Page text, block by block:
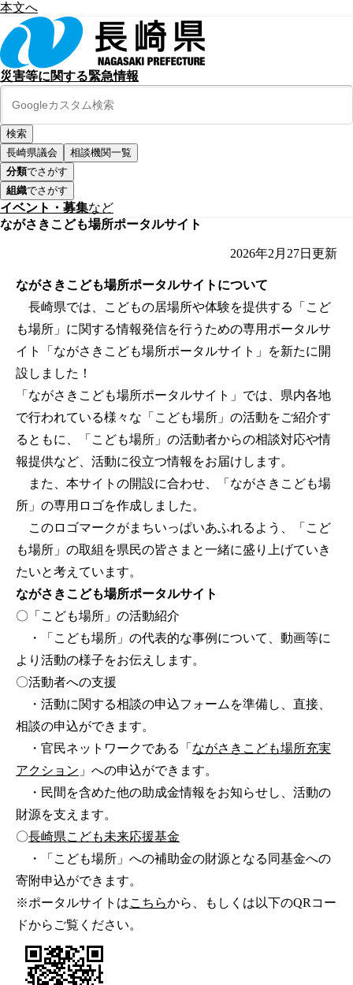
本文へ
災害等に関する緊急情報
長崎県議会
相談機関一覧
分類でさがす
組織でさがす
イベント・募集など
ながさきこども場所ポータルサイト
2026年2月27日 更新
ながさきこども場所ポータルサイトについて
長崎県では、こどもの居場所や体験を提供する「こど
も場所」に関する情報発信を行うための専用ポータルサ
イト「ながさきこども場所ポータルサイト」を新たに開
設しました！
「ながさきこども場所ポータルサイト」では、県内各地
で行われている様々な「こども場所」の活動をご紹介す
るともに、「こども場所」の活動者からの相談対応や情
報提供など、活動に役立つ情報をお届けします。
また、本サイトの開設に合わせ、「ながさきこども場
所」の専用ロゴを作成しました。
このロゴマークがまちいっぱいあふれるよう、「こど
も場所」の取組を県民の皆さまと一緒に盛り上げていき
たいと考えています。
ながさきこども場所ポータルサイト
〇「こども場所」の活動紹介
・「こども場所」の代表的な事例について、動画等に
より活動の様子をお伝えします。
〇活動者への支援
・活動に関する相談の申込フォームを準備し、直接、
相談の申込ができます。
・官民ネットワークである「 ながさきこども場所充実
アクション 」への申込ができます。
・民間を含めた他の助成金情報をお知らせし、活動の
財源を支えます。
〇長崎県こども未来応援基金
・「こども場所」への補助金の財源となる同基金への
寄附申込ができます。
※ポータルサイトはこちらから、もしくは以下のQRコー
ドからご覧ください。